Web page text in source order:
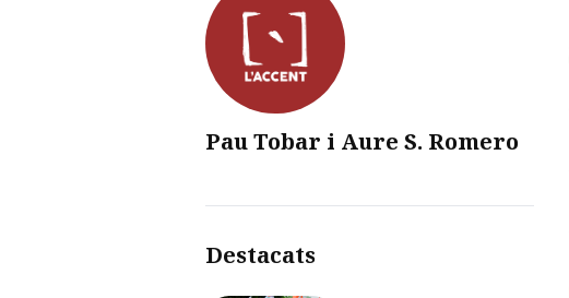
Pau Tobar i Aure S. Romero
Destacats